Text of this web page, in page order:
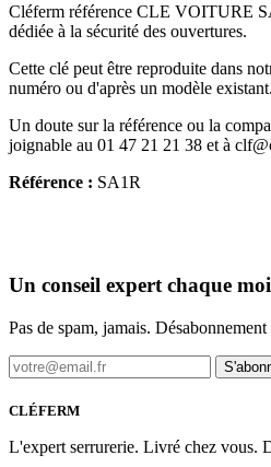
Cléferm référence CLE VOITURE
dédiée à la sécurité des ouvertures.
Cette clé peut être reproduite dans
numéro ou d'après un modèle existant.
Un doute sur la référence ou la
joignable au 01 47 21 21 38 et à
Référence : SA1R
Un conseil expert chaque
Pas de spam, jamais.
CLÉFERM
L'expert serrurerie. Livré chez vous.